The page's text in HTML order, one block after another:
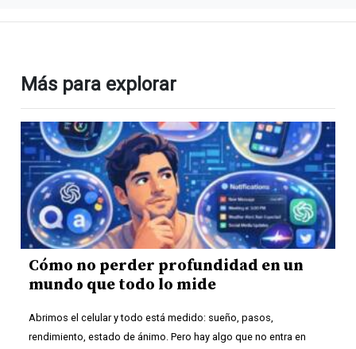
Más para explorar
Cómo no perder profundidad en un
mundo que todo lo mide
Abrimos el celular y todo está medido: sueño, pasos,
rendimiento, estado de ánimo. Pero hay algo que no entra en